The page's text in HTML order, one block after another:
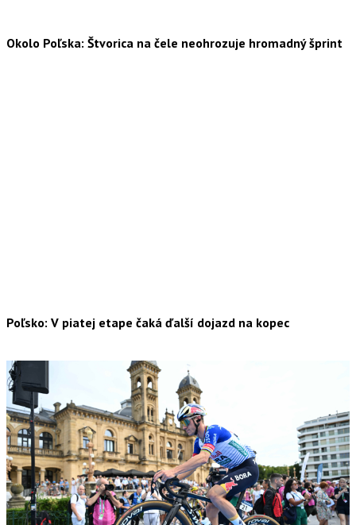
Okolo Poľska: Štvorica na čele neohrozuje hromadný šprint
Poľsko: V piatej etape čaká ďalší dojazd na kopec